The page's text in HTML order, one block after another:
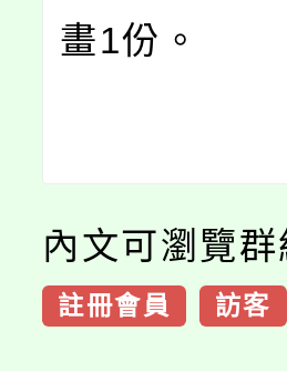
畫1份。
內文可瀏覽群
註冊會員 訪客